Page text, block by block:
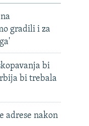
gradili i za
bi
bi trebala
adrese nakon